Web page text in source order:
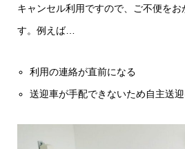
キャンセル利用ですので、ご不便をお
す。例えば…
利用の連絡が直前になる
送迎車が手配できないため自主送